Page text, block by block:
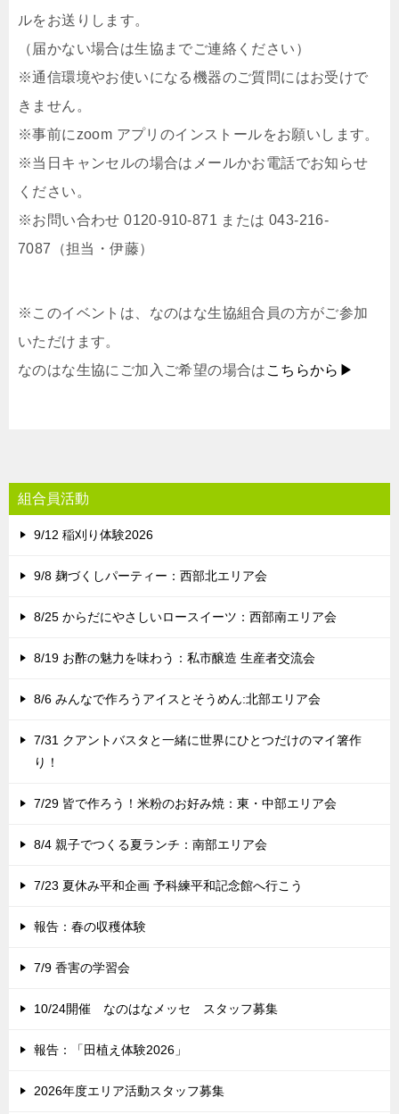
ルをお送りします。
（届かない場合は生協までご連絡ください）
※通信環境やお使いになる機器のご質問にはお受けで
きません。
※事前にzoom アプリのインストールをお願いします。
※当日キャンセルの場合はメールかお電話でお知らせ
ください。
※お問い合わせ 0120-910-871 または 043-216-
7087（担当・伊藤）
※このイベントは、なのはな生協組合員の方がご参加
いただけます。
なのはな生協にご加入ご希望の場合は こちらから▶
組合員活動
9/12 稲刈り体験2026
9/8 麹づくしパーティー：西部北エリア会
8/25 からだにやさしいロースイーツ：西部南エリア会
8/19 お酢の魅力を味わう：私市醸造 生産者交流会
8/6 みんなで作ろうアイスとそうめん:北部エリア会
7/31 クアントバスタと一緒に世界にひとつだけのマイ箸作
り！
7/29 皆で作ろう！米粉のお好み焼：東・中部エリア会
8/4 親子でつくる夏ランチ：南部エリア会
7/23 夏休み平和企画 予科練平和記念館へ行こう
報告：春の収穫体験
7/9 香害の学習会
10/24開催 なのはなメッセ スタッフ募集
報告：「田植え体験2026」
2026年度エリア活動スタッフ募集